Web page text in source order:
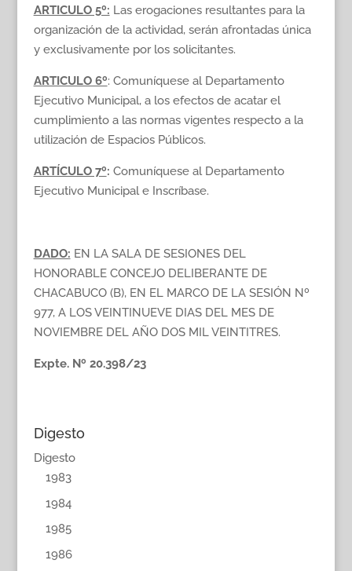
ARTICULO 5º: Las erogaciones resultantes para la
organización de la actividad, serán afrontadas única
y exclusivamente por los solicitantes.
ARTICULO 6º: Comuníquese al Departamento
Ejecutivo Municipal, a los efectos de acatar el
cumplimiento a las normas vigentes respecto a la
utilización de Espacios Públicos.
ARTÍCULO 7º: Comuníquese al Departamento
Ejecutivo Municipal e Inscríbase.
DADO: EN LA SALA DE SESIONES DEL
HONORABLE CONCEJO DELIBERANTE DE
CHACABUCO (B), EN EL MARCO DE LA SESIÓN Nº
977, A LOS VEINTINUEVE DIAS DEL MES DE
NOVIEMBRE DEL AÑO DOS MIL VEINTITRES.
Expte. Nº 20.398/23
Digesto
Digesto
1983
1984
1985
1986